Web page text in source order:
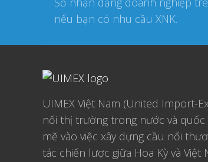
nếu bạn có nhu cầu XNK.
UIMEX Việt Nam (United Import-
nối thị trường trong nước và
mẽ vào việc xây dựng cầu nối
tác chiến lược giữa Hoa Kỳ và Việt